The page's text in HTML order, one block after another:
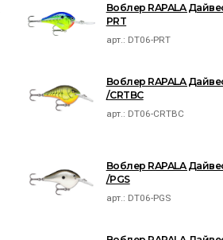
Воблер RAPALA
PRT
арт.: DT06-PRT
Воблер RAPALA
/CRTBC
арт.: DT06-CRTBC
Воблер RAPALA
/PGS
арт.: DT06-PGS